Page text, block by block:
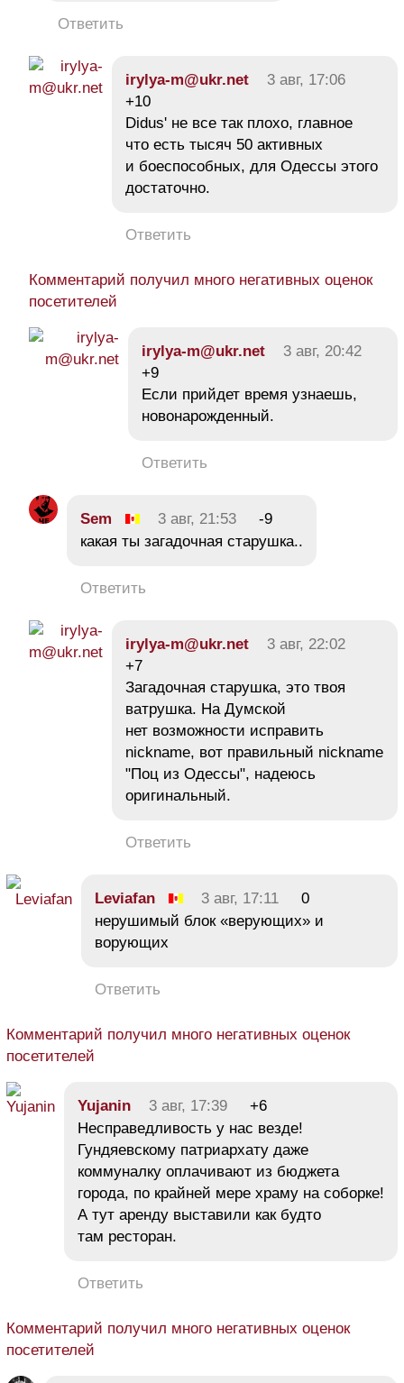
Ответить
irylya-m@ukr.net
3 авг, 17:06
+10
Didus' не все так плохо, главное
что есть тысяч 50 активных
и боеспособных, для Одессы этого
достаточно.
Ответить
Комментарий получил много негативных оценок
посетителей
irylya-m@ukr.net
3 авг, 20:42
+9
Если прийдет время узнаешь,
новонарожденный.
Ответить
Sem 3 авг, 21:53
-9
какая ты загадочная старушка..
Ответить
irylya-m@ukr.net
3 авг, 22:02
+7
Загадочная старушка, это твоя
ватрушка. На Думской
нет возможности исправить
nickname, вот правильный nickname
"Поц из Одессы", надеюсь
оригинальный.
Ответить
Leviafan 3 авг, 17:11
0
нерушимый блок «верующих» и
ворующих
Ответить
Комментарий получил много негативных оценок
посетителей
Yujanin 3 авг, 17:39
+6
Несправедливость у нас везде!
Гундяевскому патриархату даже
коммуналку оплачивают из бюджета
города, по крайней мере храму на соборке!
А тут аренду выставили как будто
там ресторан.
Ответить
Комментарий получил много негативных оценок
посетителей